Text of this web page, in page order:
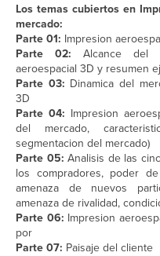
Los temas cubiertos en
mercado:
Parte 01: Impresion
Parte 02: Alcance del
aeroespacial 3D y resumen
Parte 03: Dinamica del
3D
Parte 04: Impresion
del mercado,
segmentacion del mercado)
Parte 05: Analisis de las
los compradores, poder
amenaza de nuevos
amenaza de rivalidad,
Parte 06: Impresion
por
Parte 07: Paisaje del cliente